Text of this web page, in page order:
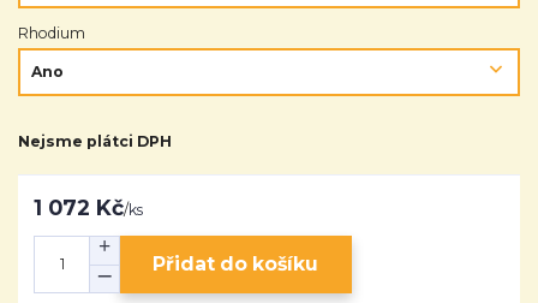
Rhodium
Nejsme plátci DPH
1 072 Kč/ks
Přidat do košíku